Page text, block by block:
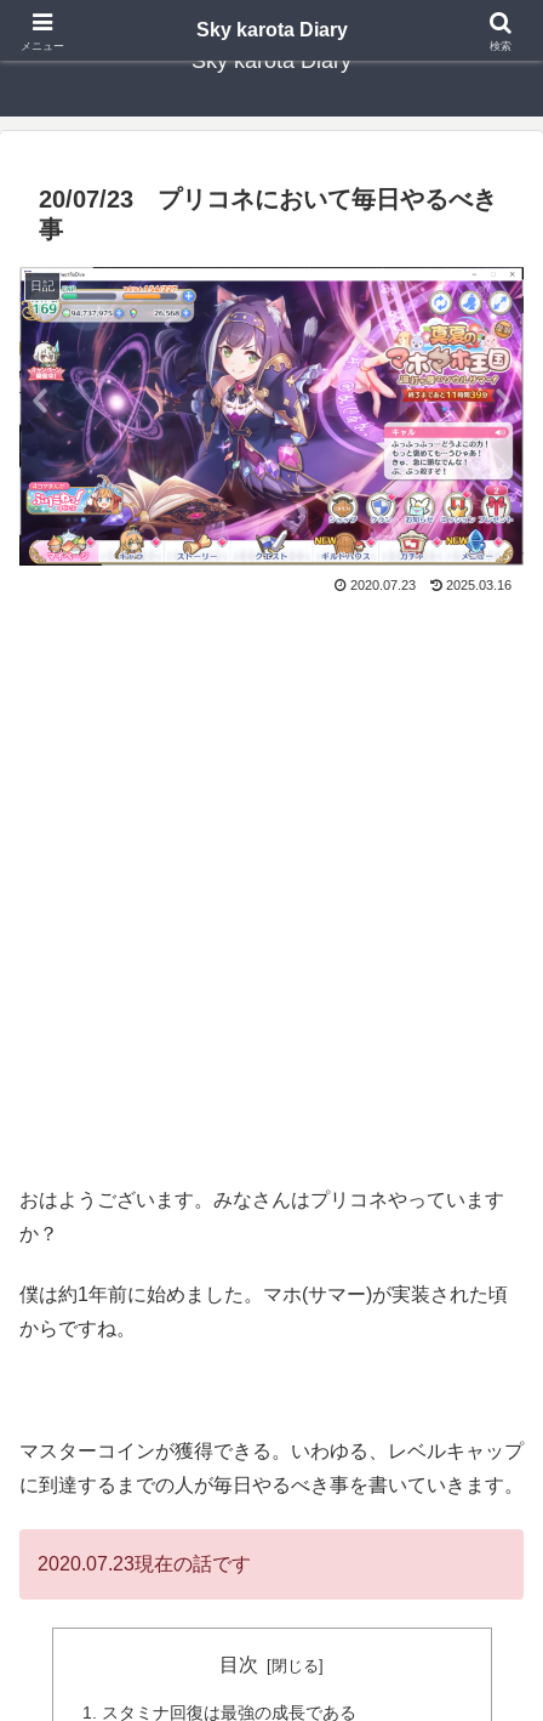
Sky karota Diary
20/07/23 プリコネにおいて毎日やるべき
事
日記
2020.07.23 2025.03.16
おはようございます。みなさんはプリコネやっています
か？
僕は約1年前に始めました。マホ(サマー)が実装された頃
からですね。
マスターコインが獲得できる。いわゆる、レベルキャップ
に到達するまでの人が毎日やるべき事を書いていきます。
2020.07.23現在の話です
目次
スタミナ回復は最強の成長である
メニュー
Sky karota Diary
検索